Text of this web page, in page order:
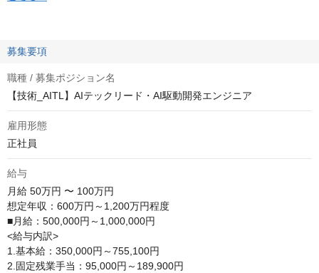
募集要項
職種 / 募集ポジション名
【技術_AITL】AIテックリード・AI駆動開発エンジニア
雇用形態
正社員
給与
月給 50万円 〜 100万円
想定年収：600万円～1,200万円程度
■月給：500,000円～1,000,000円
<給与内訳>
1.基本給：350,000円～755,100円
2.固定残業手当：95,000円～189,900円